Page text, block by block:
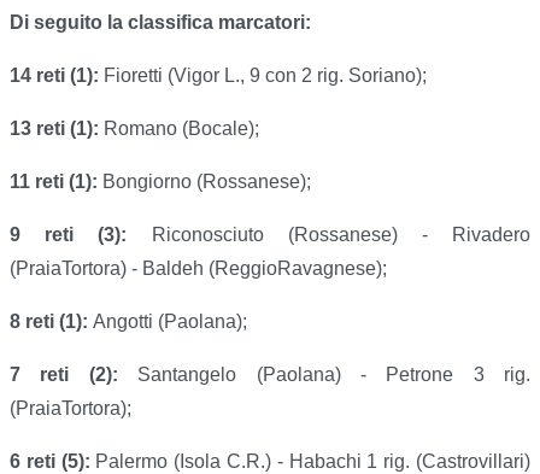
Di seguito la classifica marcatori:
14 reti (1): Fioretti (Vigor L., 9 con 2 rig. Soriano);
13 reti (1): Romano (Bocale);
11 reti (1): Bongiorno (Rossanese);
9 reti (3):
Riconosciuto (Rossanese) - Rivadero
(PraiaTortora) - Baldeh (ReggioRavagnese);
8 reti (1): Angotti (Paolana);
7 reti (2): Santangelo (Paolana) - Petrone 3 rig.
(PraiaTortora);
6 reti (5): Palermo (Isola C.R.) - Habachi 1 rig. (Castrovillari)